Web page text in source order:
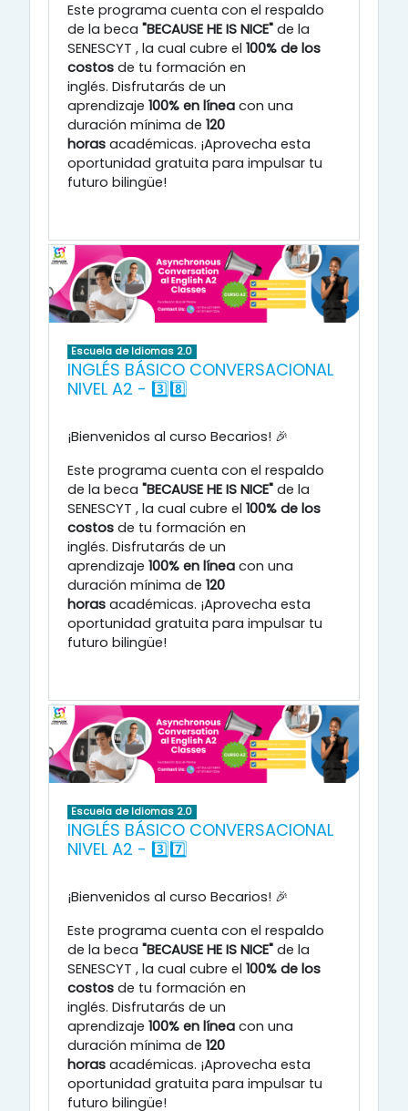
Este programa cuenta con el respaldo
de la beca "BECAUSE HE IS NICE" de la
SENESCYT , la cual cubre el 100% de los
costos de tu formación en
inglés. Disfrutarás de un
aprendizaje 100% en línea con una
duración mínima de 120
horas académicas. ¡Aprovecha esta
oportunidad gratuita para impulsar tu
futuro bilingüe!
Escuela de Idiomas 2.0
INGLÉS BÁSICO CONVERSACIONAL
NIVEL A2 - 3️⃣8️⃣
¡Bienvenidos al curso Becarios! 🎉
Este programa cuenta con el respaldo
de la beca "BECAUSE HE IS NICE" de la
SENESCYT , la cual cubre el 100% de los
costos de tu formación en
inglés. Disfrutarás de un
aprendizaje 100% en línea con una
duración mínima de 120
horas académicas. ¡Aprovecha esta
oportunidad gratuita para impulsar tu
futuro bilingüe!
Escuela de Idiomas 2.0
INGLÉS BÁSICO CONVERSACIONAL
NIVEL A2 - 3️⃣7️⃣
¡Bienvenidos al curso Becarios! 🎉
Este programa cuenta con el respaldo
de la beca "BECAUSE HE IS NICE" de la
SENESCYT , la cual cubre el 100% de los
costos de tu formación en
inglés. Disfrutarás de un
aprendizaje 100% en línea con una
duración mínima de 120
horas académicas. ¡Aprovecha esta
oportunidad gratuita para impulsar tu
futuro bilingüe!